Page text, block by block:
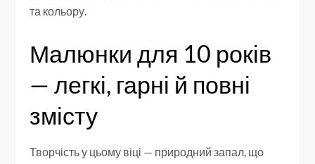
та кольору.
Малюнки для 10 років
— легкі, гарні й повні
змісту
Творчість у цьому віці — природний запал, що